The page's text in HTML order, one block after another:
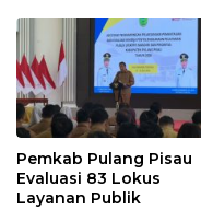
Pemkab Pulang Pisau
Evaluasi 83 Lokus
Layanan Publik